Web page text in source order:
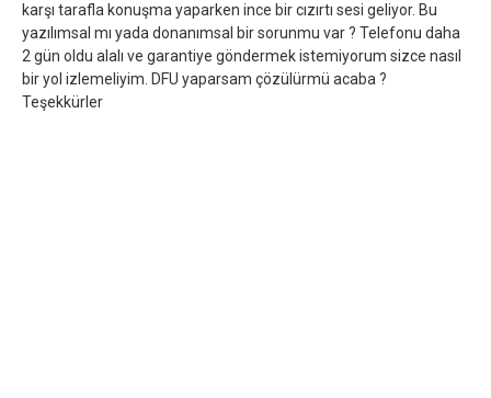
karşı tarafla konuşma yaparken ince bir cızırtı sesi geliyor. Bu
yazılımsal mı yada donanımsal bir sorunmu var ? Telefonu daha
2 gün oldu alalı ve garantiye göndermek istemiyorum sizce nasıl
bir yol izlemeliyim. DFU yaparsam çözülürmü acaba ?
Teşekkürler